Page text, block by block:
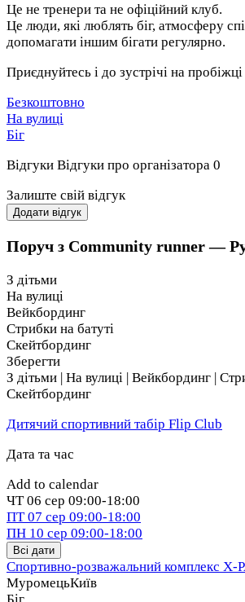
Це не тренери та не офіційний клуб.
Це люди, які люблять біг, атмосферу
допомагати іншим бігати регулярно.
Приєднуйтесь і до зустрічі на пробіжці
Безкоштовно
На вулиці
Біг
Відгуки Відгуки про організатора 0
Залиште свій відгук
Додати відгук
Поруч з Community runner —
З дітьми
На вулиці
Вейкбординг
Стрибки на батуті
Скейтбординг
Зберегти
З дітьми | На вулиці | Вейкбординг |
Скейтбординг
Дитячий спортивний табір Flip Club
Дата та час
Add to calendar
ЧТ 06 сер 09:00-18:00
ПТ 07 сер 09:00-18:00
ПН 10 сер 09:00-18:00
Всі дати
Спортивно-розважальний комплекс X-
МуромецьКиїв
Біг